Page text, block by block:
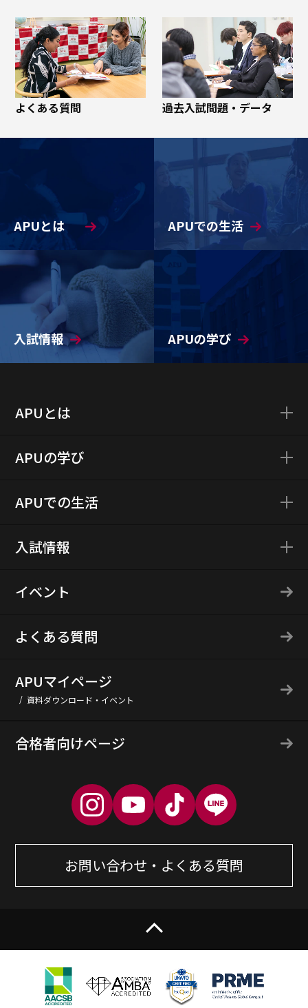
よくある質問 過去入試問題・データ
APUとは APUでの生活
入試情報 APUの学び
APUとは
APUの学び
APUでの生活
入試情報
イベント
よくある質問
APUマイページ
資料ダウンロード・イベント
合格者向けページ
お問い合わせ・よくある質問